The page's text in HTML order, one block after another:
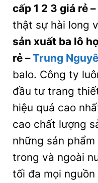
cấp 1 2 3 giá rẻ–
thật sự hài long
sản xuất ba lô
rẻ–Trung
balo. Công ty
đầu tư trang
hiệu quả cao
cao chất lượng
những sản
trong và ngoài
tối đa mọi